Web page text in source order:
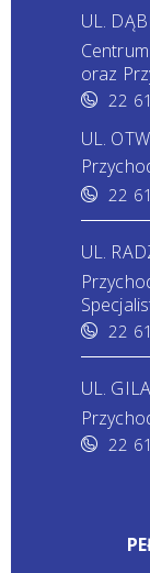
UL.
oraz
22
UL.
22
UL.
22
UL.
22